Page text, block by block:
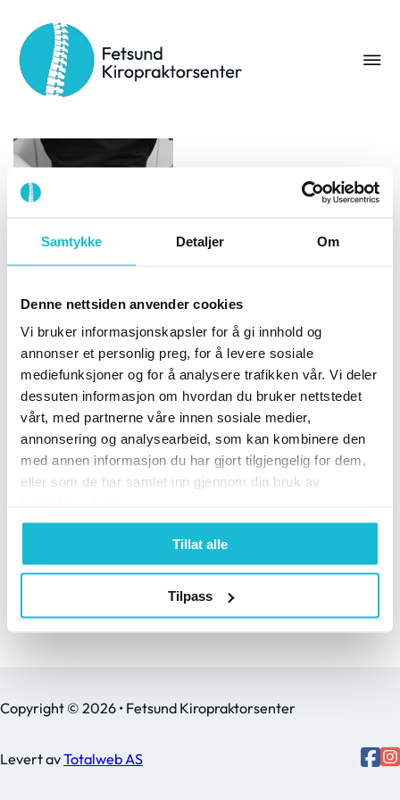
Samtykke Detaljer Om
Denne nettsiden anvender cookies
Vi bruker informasjonskapsler for å gi innhold og
annonser et personlig preg, for å levere sosiale
mediefunksjoner og for å analysere trafikken vår. Vi deler
dessuten informasjon om hvordan du bruker nettstedet
vårt, med partnerne våre innen sosiale medier,
annonsering og analysearbeid, som kan kombinere den
med annen informasjon du har gjort tilgjengelig for dem,
eller som de har samlet inn gjennom din bruk av
Tillat alle
Tilpass
Stikkord:kiropraktor fetsund
8 årsaker til
ryggsmerter som
kiropraktoren kan
hjelpe deg med
15. april 2024
Korsryggsmerter -
årsaker og
kiropraktorbehandling.
Marie Hermansen har
blogginnlegg som har til
Copyright © 2026 • Fetsund Kiropraktorsenter
Levert avTotalweb AS